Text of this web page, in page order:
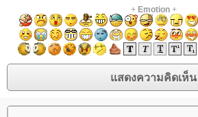
+ Emotion+